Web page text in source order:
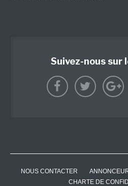
Suivez-nous sur
NOUS CONTACTER
CHARTE DE